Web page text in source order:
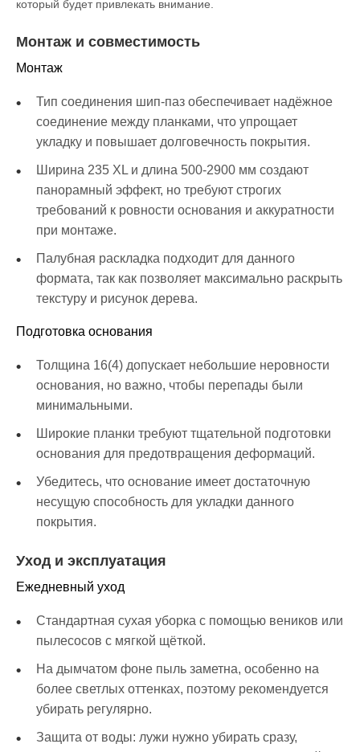
который будет привлекать внимание.
Монтаж и совместимость
Монтаж
Тип соединения шип-паз обеспечивает надёжное
соединение между планками, что упрощает
укладку и повышает долговечность покрытия.
Ширина 235 XL и длина 500-2900 мм создают
панорамный эффект, но требуют строгих
требований к ровности основания и аккуратности
при монтаже.
Палубная раскладка подходит для данного
формата, так как позволяет максимально раскрыть
текстуру и рисунок дерева.
Подготовка основания
Толщина 16(4) допускает небольшие неровности
основания, но важно, чтобы перепады были
минимальными.
Широкие планки требуют тщательной подготовки
основания для предотвращения деформаций.
Убедитесь, что основание имеет достаточную
несущую способность для укладки данного
покрытия.
Уход и эксплуатация
Ежедневный уход
Стандартная сухая уборка с помощью веников или
пылесосов с мягкой щёткой.
На дымчатом фоне пыль заметна, особенно на
более светлых оттенках, поэтому рекомендуется
убирать регулярно.
Защита от воды: лужи нужно убирать сразу,